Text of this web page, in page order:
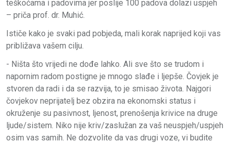
teškoćama i padovima jer poslije 100 padova dolazi uspjeh
– priča prof. dr. Muhić.
Ističe kako je svaki pad pobjeda, mali korak naprijed koji vas
približava vašem cilju.
- Ništa što vrijedi ne dođe lahko. Ali sve što se trudom i
napornim radom postigne je mnogo slađe i ljepše. Čovjek je
stvoren da radi i da se razvija, to je smisao života. Najgori
čovjekov neprijatelj bez obzira na ekonomski status i
okruženje su pasivnost, ljenost, prenošenja krivice na druge
ljude/sistem. Niko nije kriv/zaslužan za vaš neuspjeh/uspjeh
osim vas samih. Ne dozvolite da vas drugi voze, vi budite